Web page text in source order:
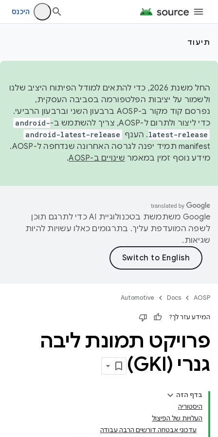
היכנס
תיעוד
החל משנת 2026, כדי להתאים למודל הפיתוח היציב שלנו
ולשמור על יציבות הפלטפורמה בסביבה העסקית,
נפרסם קוד מקור ב-AOSP ברבעון השני וברבעון הרביעי.
כדי ליצור ולתרום ל-AOSP, צריך להשתמש ב-
android-
latest-release. הענף android-latest-release
manifest תמיד יפנה לגרסה האחרונה שנדחפה ל-AOSP.
מידע נוסף זמין במאמר שינויים ב-AOSP .
‫Google משתמשת בטכנולוגיית AI כדי לתרגם תוכן
לשפה המועדפת עליך. בתרגומים כאלו עשויות להיות
שגיאות.
AOSP
Docs
Automotive
המידע עזר לך?
פרויקט תמונת ליבה
גנרי (GKI)
בדף הזה
היסטוריה
העלויות של הפיצול
עדכוני אבטחה דורשים הרבה עבודה